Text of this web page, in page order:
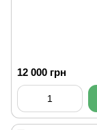
12 000 грн